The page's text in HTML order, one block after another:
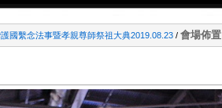
國繫念法事暨孝親尊師祭祖大典2019.08.23 / 會場佈置